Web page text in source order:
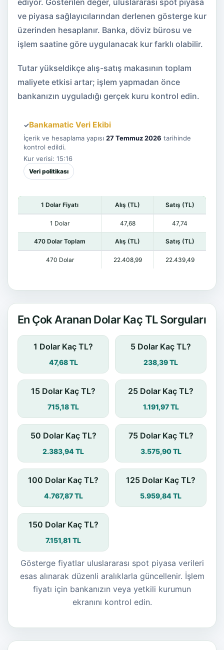
ediyor. Gösterilen değer, uluslararası spot piyasa
ve piyasa sağlayıcılarından derlenen gösterge kur
üzerinden hesaplanır. Banka, döviz bürosu ve
işlem saatine göre uygulanacak kur farklı olabilir.
Tutar yükseldikçe alış-satış makasının toplam
maliyete etkisi artar; işlem yapmadan önce
bankanızın uyguladığı gerçek kuru kontrol edin.
✓Bankamatic Veri Ekibi
İçerik ve hesaplama yapısı 27 Temmuz 2026 tarihinde
kontrol edildi.
Kur verisi: 15:16
Veri politikası
1 Dolar Fiyatı Alış (TL) Satış (TL)
1 Dolar 47,68 47,74
470 Dolar Toplam Alış (TL) Satış (TL)
470 Dolar 22.408,99 22.439,49
En Çok Aranan Dolar Kaç TL Sorguları
1 Dolar Kaç TL?
47,68 TL
5 Dolar Kaç TL?
238,39 TL
15 Dolar Kaç TL?
715,18 TL
25 Dolar Kaç TL?
1.191,97 TL
50 Dolar Kaç TL?
2.383,94 TL
75 Dolar Kaç TL?
3.575,90 TL
100 Dolar Kaç TL?
4.767,87 TL
125 Dolar Kaç TL?
5.959,84 TL
150 Dolar Kaç TL?
7.151,81 TL
Gösterge fiyatlar uluslararası spot piyasa verileri
esas alınarak düzenli aralıklarla güncellenir. İşlem
fiyatı için bankanızın veya yetkili kurumun
ekranını kontrol edin.